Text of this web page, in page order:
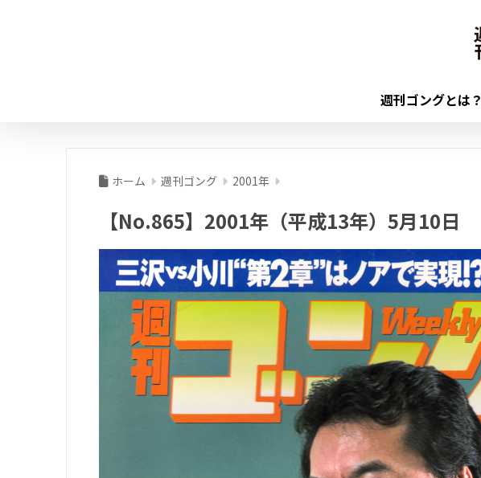
週刊ゴングとは？
ホーム 週刊ゴング 2001年
【No.865】2001年（平成13年）5月10日